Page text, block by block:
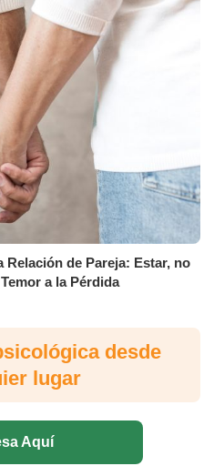
Relación de Pareja: Estar, no
a la Pérdida
desde
lugar
Aquí